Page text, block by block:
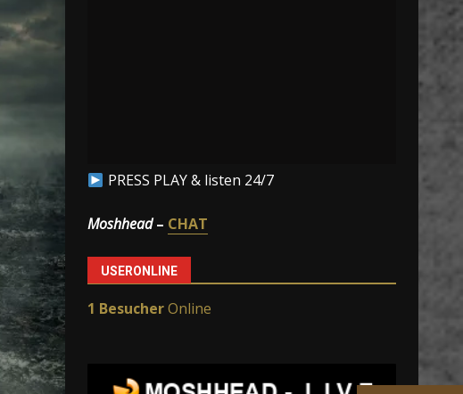
PRESS PLAY & listen 24/7
Moshhead– CHAT
USERONLINE
1 BesucherOnline